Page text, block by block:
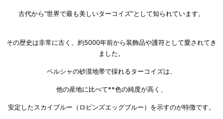
古代から“世界で最も美しいターコイズ”として知られています。
その歴史は非常に古く、約5000年前から装飾品や護符として愛されてき
ました。
ペルシャの砂漠地帯で採れるターコイズは、
他の産地に比べて**色の純度が高く、
安定したスカイブルー（ロビンズエッグブルー）を示すのが特徴です。